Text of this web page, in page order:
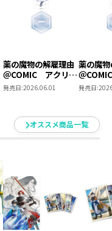
薬の魔物の解雇理由
＠COMIC アクリル
スタンド（エーダリ
発売日:2026.06.01
薬の魔
＠
スタン
発売日:
オススメ商品一覧